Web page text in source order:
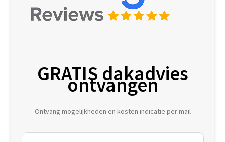
GRATIS dakadvies
ontvangen
Ontvang mogelijkheden en kosten indicatie per mail